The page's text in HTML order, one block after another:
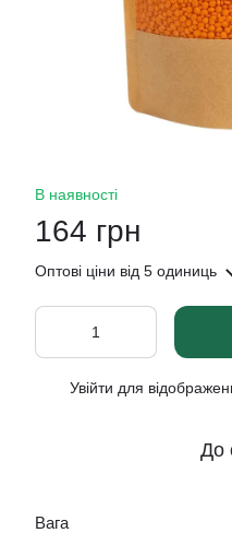
В наявності
164 грн
Оптові ціни від 5 одиниць
Увійти для
До
Вага